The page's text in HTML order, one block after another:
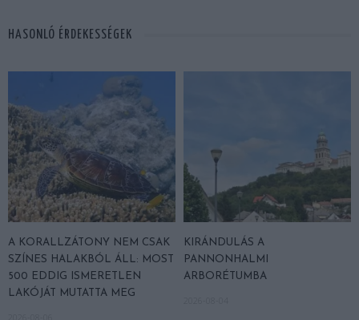
HASONLÓ ÉRDEKESSÉGEK
A KORALLZÁTONY NEM CSAK
SZÍNES HALAKBÓL ÁLL: MOST
500 EDDIG ISMERETLEN
LAKÓJÁT MUTATTA MEG
KIRÁNDULÁS A
PANNONHALMI
ARBORÉTUMBA